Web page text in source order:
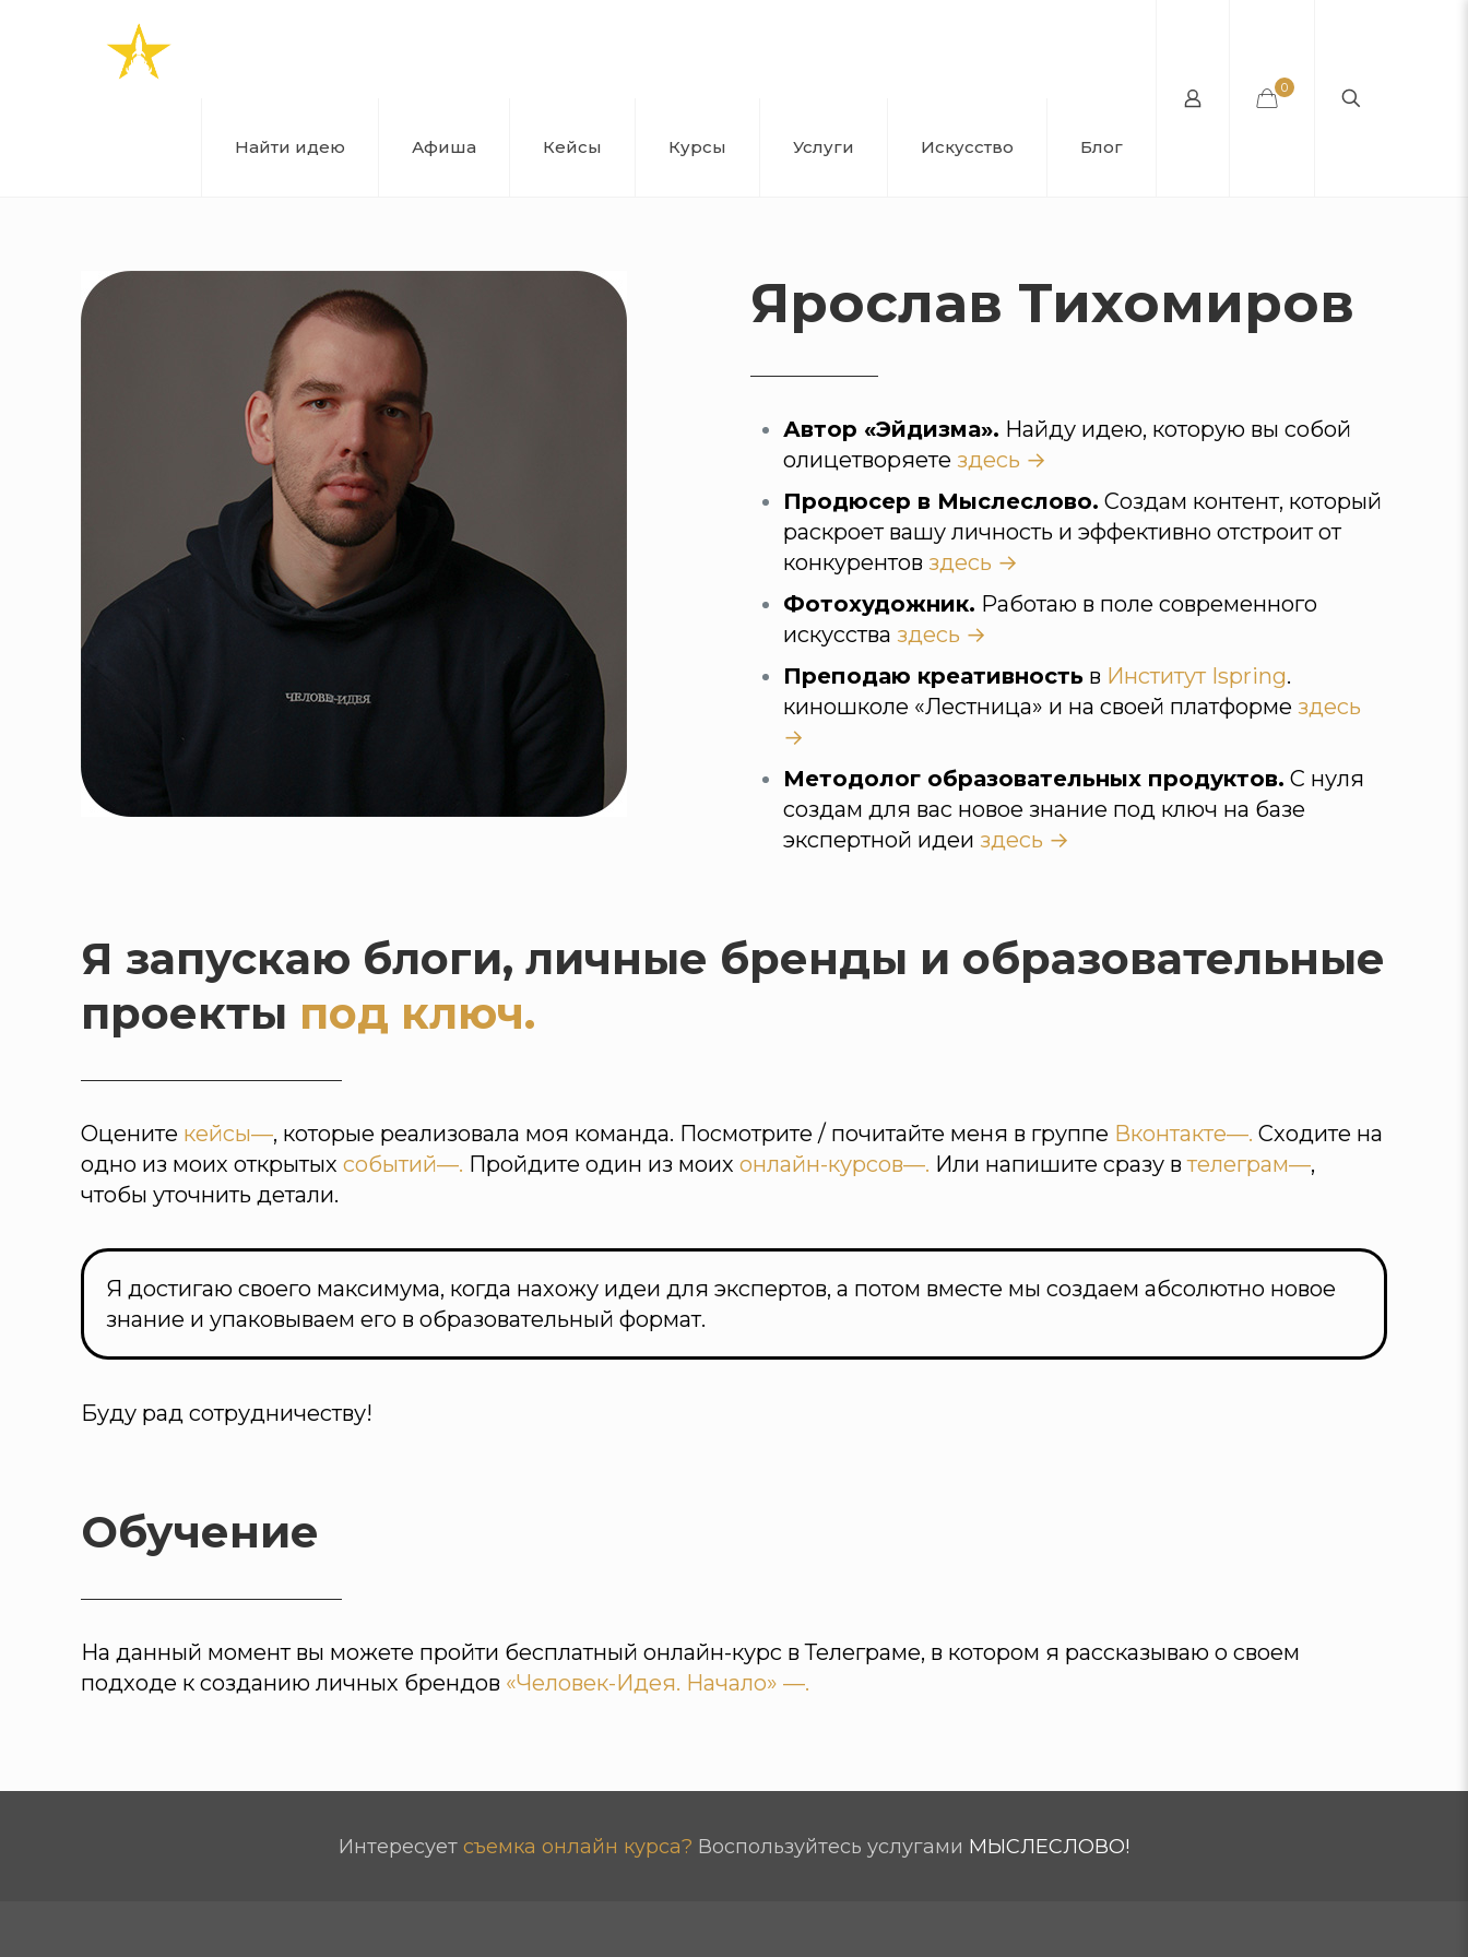
Найти идею Афиша Кейсы Курсы Услуги Искусство Блог
0
Ярослав Тихомиров
Автор «Эйдизма». Найду идею, которую вы собой
олицетворяете здесь →
Продюсер в Мыслеслово. Создам контент, который
раскроет вашу личность и эффективно отстроит от
конкурентов здесь →
Фотохудожник. Работаю в поле современного
искусства здесь →
Преподаю креативностьв Институт Ispring.
киношколе «Лестница» и на своей платформе здесь
→
Методолог образовательных продуктов. С нуля
создам для вас новое знание под ключ на базе
экспертной идеи здесь →
Я запускаю блоги, личные бренды и образовательные
проекты под ключ.
Оцените кейсы—, которые реализовала моя команда. Посмотрите / почитайте меня в группе Вконтакте—. Сходите на
одно из моих открытых событий—. Пройдите один из моих онлайн-курсов—. Или напишите сразу в телеграм—,
чтобы уточнить детали.
Я достигаю своего максимума, когда нахожу идеи для экспертов, а потом вместе мы создаем абсолютно новое
знание и упаковываем его в образовательный формат.
Буду рад сотрудничеству!
Обучение
На данный момент вы можете пройти бесплатный онлайн-курс в Телеграме, в котором я рассказываю о своем
подходе к созданию личных брендов «Человек-Идея. Начало» —.
Интересует съемка онлайн курса? Воспользуйтесь услугами МЫСЛЕСЛОВО!